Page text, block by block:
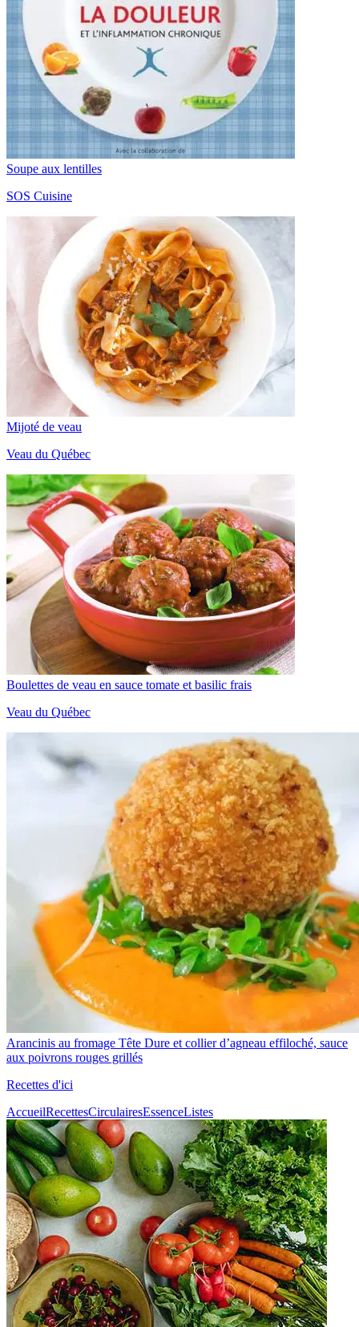
Soupe aux lentilles
SOS Cuisine
Mijoté de veau
Veau du Québec
Boulettes de veau en sauce tomate et basilic frais
Veau du Québec
Arancinis au fromage Tête Dure et collier d’agneau effiloché, sauce
aux poivrons rouges grillés
Recettes d'ici
AccueilRecettesCirculairesEssenceListes